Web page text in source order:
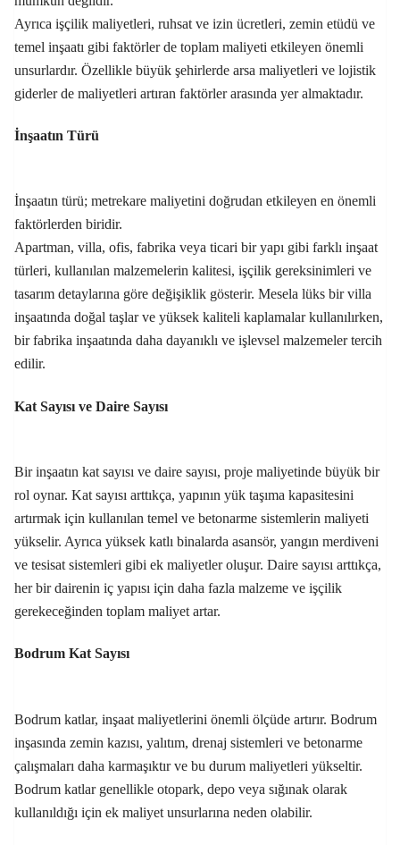
Ayrıca işçilik maliyetleri, ruhsat ve izin ücretleri, zemin etüdü ve
temel inşaatı gibi faktörler de toplam maliyeti etkileyen önemli
unsurlardır. Özellikle büyük şehirlerde arsa maliyetleri ve lojistik
giderler de maliyetleri artıran faktörler arasında yer almaktadır.
İnşaatın Türü
İnşaatın türü; metrekare maliyetini doğrudan etkileyen en önemli
faktörlerden biridir.
Apartman, villa, ofis, fabrika veya ticari bir yapı gibi farklı inşaat
türleri, kullanılan malzemelerin kalitesi, işçilik gereksinimleri ve
tasarım detaylarına göre değişiklik gösterir. Mesela lüks bir villa
inşaatında doğal taşlar ve yüksek kaliteli kaplamalar kullanılırken,
bir fabrika inşaatında daha dayanıklı ve işlevsel malzemeler tercih
edilir.
Kat Sayısı ve Daire Sayısı
Bir inşaatın kat sayısı ve daire sayısı, proje maliyetinde büyük bir
rol oynar. Kat sayısı arttıkça, yapının yük taşıma kapasitesini
artırmak için kullanılan temel ve betonarme sistemlerin maliyeti
yükselir. Ayrıca yüksek katlı binalarda asansör, yangın merdiveni
ve tesisat sistemleri gibi ek maliyetler oluşur. Daire sayısı arttıkça,
her bir dairenin iç yapısı için daha fazla malzeme ve işçilik
gerekeceğinden toplam maliyet artar.
Bodrum Kat Sayısı
Bodrum katlar, inşaat maliyetlerini önemli ölçüde artırır. Bodrum
inşasında zemin kazısı, yalıtım, drenaj sistemleri ve betonarme
çalışmaları daha karmaşıktır ve bu durum maliyetleri yükseltir.
Bodrum katlar genellikle otopark, depo veya sığınak olarak
kullanıldığı için ek maliyet unsurlarına neden olabilir.